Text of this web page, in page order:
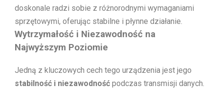
doskonale radzi sobie z różnorodnymi wymaganiami
sprzętowymi, oferując stabilne i płynne działanie.
Wytrzymałość i Niezawodność na
Najwyższym Poziomie
Jedną z kluczowych cech tego urządzenia jest jego
stabilność i niezawodność podczas transmisji danych.